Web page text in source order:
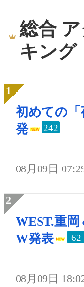
総合
キング
初めての「
発
242
08月09日
WEST.重
W発表
62
08月09日